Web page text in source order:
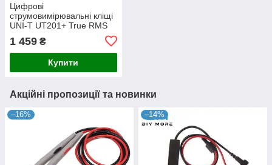
Цифрові
струмовимірювальні кліщі
UNI-T UT201+ True RMS
400A, 600V з функцією
NCV та автовибором
1 459 ₴
Купити
Акційні пропозиції та новинки
–16% –14%